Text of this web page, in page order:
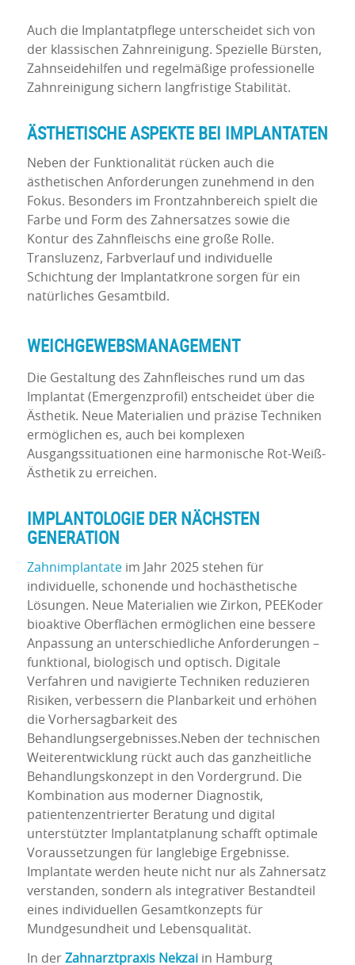
Auch die Implantatpflege unterscheidet sich von
der klassischen Zahnreinigung. Spezielle Bürsten,
Zahnseidehilfen und regelmäßige professionelle
Zahnreinigung sichern langfristige Stabilität.
ÄSTHETISCHE ASPEKTE BEI IMPLANTATEN
Neben der Funktionalität rücken auch die
ästhetischen Anforderungen zunehmend in den
Fokus. Besonders im Frontzahnbereich spielt die
Farbe und Form des Zahnersatzes sowie die
Kontur des Zahnfleischs eine große Rolle.
Transluzenz, Farbverlauf und individuelle
Schichtung der Implantatkrone sorgen für ein
natürliches Gesamtbild.
WEICHGEWEBSMANAGEMENT
Die Gestaltung des Zahnfleisches rund um das
Implantat (Emergenzprofil) entscheidet über die
Ästhetik. Neue Materialien und präzise Techniken
ermöglichen es, auch bei komplexen
Ausgangssituationen eine harmonische Rot-Weiß-
Ästhetik zu erreichen.
IMPLANTOLOGIE DER NÄCHSTEN
GENERATION
Zahnimplantate im Jahr 2025 stehen für
individuelle, schonende und hochästhetische
Lösungen. Neue Materialien wie Zirkon, PEEKoder
bioaktive Oberflächen ermöglichen eine bessere
Anpassung an unterschiedliche Anforderungen –
funktional, biologisch und optisch. Digitale
Verfahren und navigierte Techniken reduzieren
Risiken, verbessern die Planbarkeit und erhöhen
die Vorhersagbarkeit des
Behandlungsergebnisses.Neben der technischen
Weiterentwicklung rückt auch das ganzheitliche
Behandlungskonzept in den Vordergrund. Die
Kombination aus moderner Diagnostik,
patientenzentrierter Beratung und digital
unterstützter Implantatplanung schafft optimale
Voraussetzungen für langlebige Ergebnisse.
Implantate werden heute nicht nur als Zahnersatz
verstanden, sondern als integrativer Bestandteil
eines individuellen Gesamtkonzepts für
Mundgesundheit und Lebensqualität.
In der Zahnarztpraxis Nekzaiin Hamburg